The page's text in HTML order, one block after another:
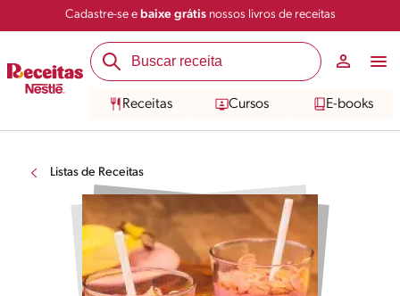
Cadastre-se e baixe grátisnossos livros de receitas
Receitas Cursos E-books
Listas de Receitas